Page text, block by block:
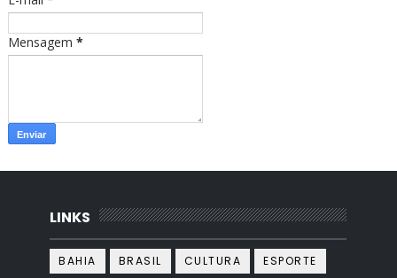
Mensagem *
LINKS
BAHIA BRASIL CULTURA
ESPORTE